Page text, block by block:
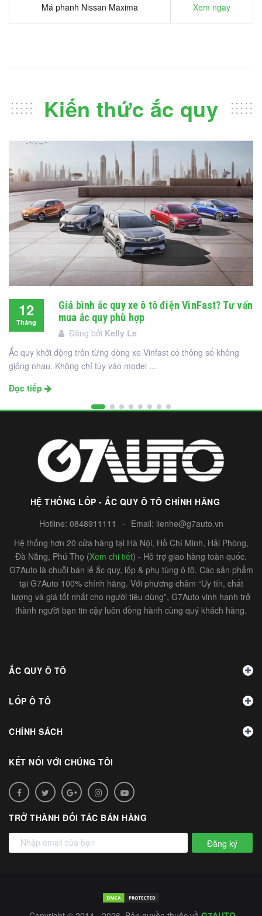
Má phanh Nissan Maxima Xem ngay
Kiến thức ắc quy
12
Tháng
Giá bình ắc quy xe ô tô điện VinFast? Tư vấn
mua ắc quy phù hợp
Đăng bởi Kelly Le
Ắc quy khởi động trên từng dòng xe Vinfast có thông số không
giống nhau. Không chỉ tùy vào model ...
Đọc tiếp
HỆ THỐNG LỐP - ẮC QUY Ô TÔ CHÍNH HÃNG
Hotline: 0848911111 - Email: lienhe@g7auto.vn
Hệ thống hơn 20 cửa hàng tại Hà Nội, Hồ Chí Minh, Hải Phòng,
Đà Nẵng, Phú Thọ (Xem chi tiết) - Hỗ trợ giao hàng toàn quốc.
G7Auto là chuỗi bán lẻ ắc quy, lốp & phụ tùng ô tô. Các sản phẩm
tại G7Auto 100% chính hãng. Với phương châm “Uy tín, chất
lượng và giá tốt nhất cho người tiêu dùng”, G7Auto vinh hạnh trở
thành người bạn tin cậy luôn đồng hành cùng quý khách hàng.
ẮC QUY Ô TÔ
LỐP Ô TÔ
CHÍNH SÁCH
KẾT NỐI VỚI CHÚNG TÔI
TRỞ THÀNH ĐỐI TÁC BÁN HÀNG
Đăng ký